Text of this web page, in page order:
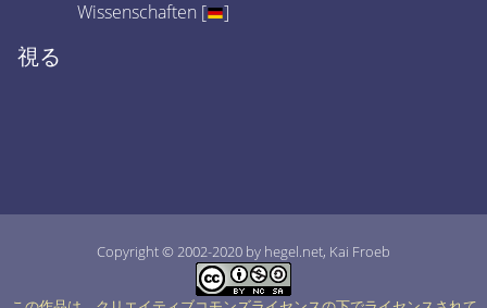
Wissenschaften [
]
視る
Copyright © 2002-2020 by hegel.net, Kai Froeb